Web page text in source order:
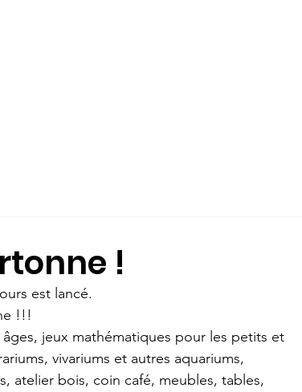
!
est lancé.
!!!
jeux mathématiques pour les petits et
vivariums et autres aquariums,
atelier bois, coin café, meubles, tables,